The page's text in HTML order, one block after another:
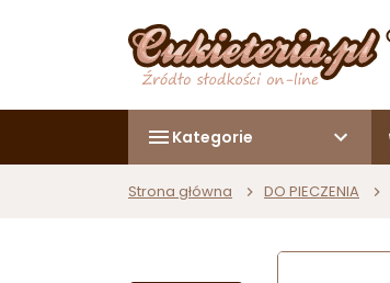
Kategorie
Strona główna DO PIECZENIA